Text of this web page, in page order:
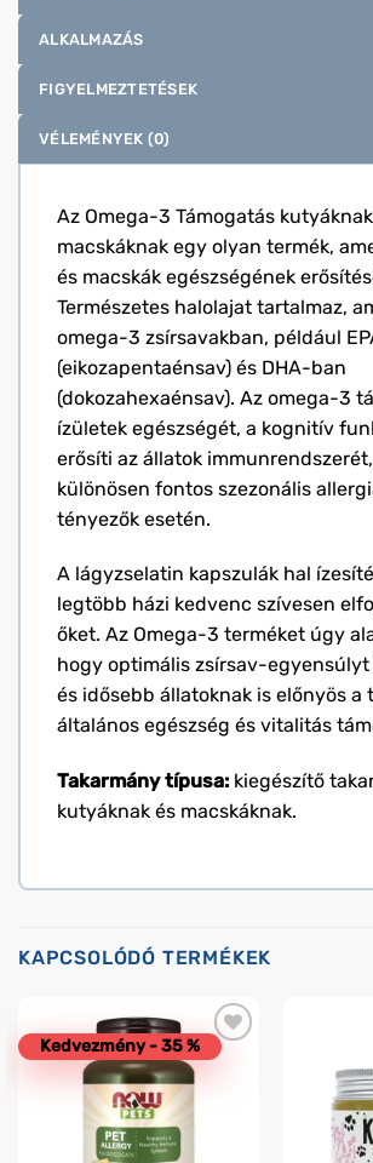
ALKALMAZÁS
FIGYELMEZTETÉSEK
VÉLEMÉNYEK (0)
Az Omega-3 Támogatás
macskáknak egy olyan termék,
és macskák egészségének
Természetes halolajat tartalmaz,
omega-3 zsírsavakban, például
(eikozapentaénsav) és DHA-ban
(dokozahexaénsav). Az omega-3
ízületek egészségét, a kognitív
erősíti az állatok
különösen fontos szezonális
tényezők esetén.
A lágyzselatin kapszulák hal
legtöbb házi kedvenc szívesen
őket. Az Omega-3 terméket úgy
hogy optimális zsírsav-
és idősebb állatoknak is előnyös a
általános egészség és vitalitás
Takarmány típusa: kiegészítő
kutyáknak és macskáknak.
KAPCSOLÓDÓ TERMÉKEK
Kedvezmény - 35 %